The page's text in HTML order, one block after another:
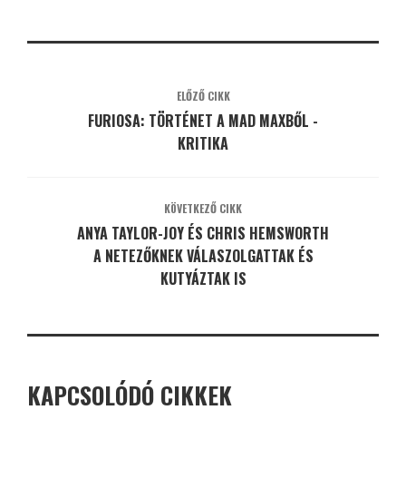
ELŐZŐ CIKK
FURIOSA: TÖRTÉNET A MAD MAXBŐL -
KRITIKA
KÖVETKEZŐ CIKK
ANYA TAYLOR-JOY ÉS CHRIS HEMSWORTH
A NETEZŐKNEK VÁLASZOLGATTAK ÉS
KUTYÁZTAK IS
KAPCSOLÓDÓ CIKKEK